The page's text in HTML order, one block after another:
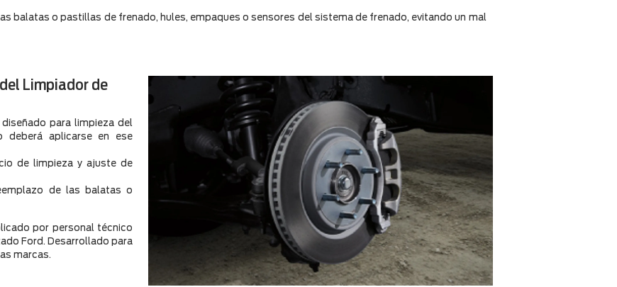
balatas o pastillas de frenado, hules, empaques o sensores del sistema de frenado, evitando un mal
Limpiador de
para limpieza del
deberá aplicarse en ese
de limpieza y ajuste de
de las balatas o
por personal técnico
Ford. Desarrollado para
marcas.